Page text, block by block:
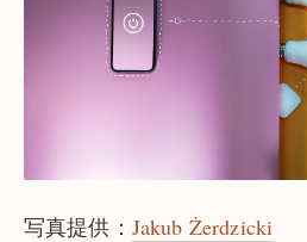
写真提供： Jakub Żerdzicki